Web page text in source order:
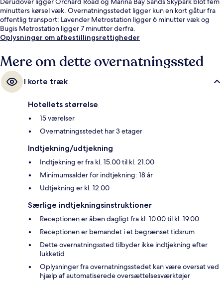
minutters kørsel væk. Overnatningsstedet ligger kun en kort gåtur fra
offentlig transport: Lavender Metrostation ligger 6 minutter væk og
Bugis Metrostation ligger 7 minutter derfra.
Oplysninger om afbestillingsrettigheder
Mere om dette overnatningssted
I korte træk
Hotellets størrelse
15 værelser
Overnatningsstedet har 3 etager
Indtjekning/udtjekning
Indtjekning er fra kl. 15.00 til kl. 21.00
Minimumsalder for indtjekning: 18 år
Udtjekning er kl. 12.00
Særlige indtjekningsinstruktioner
Receptionen er åben dagligt fra kl. 10.00 til kl. 19.00
Receptionen er bemandet i et begrænset tidsrum
Dette overnatningssted tilbyder ikke indtjekning efter
lukketid
Oplysninger fra overnatningsstedet kan være oversat ved
hjælp af automatiserede oversættelsesværktøjer